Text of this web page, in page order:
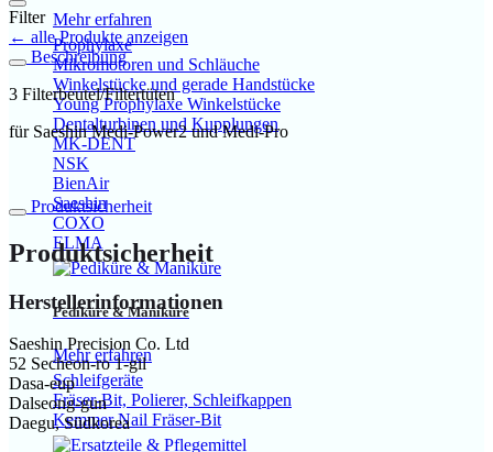
Mehr erfahren
Prophylaxe
Mikromotoren und Schläuche
Winkelstücke und gerade Handstücke
Young Prophylaxe Winkelstücke
Dentalturbinen und Kupplungen
MK-DENT
NSK
BienAir
Saeshin
COXO
ELMA
Pediküre & Maniküre
Mehr erfahren
Schleifgeräte
Fräser-Bit, Polierer, Schleifkappen
Kemmer Nail Fräser-Bit
Filter
← alle Produkte anzeigen
Beschreibung
3 Filterbeutel/Filtertüten
für Saeshin Medi-Power2 und Medi-Pro
Produktsicherheit
Produktsicherheit
Herstellerinformationen
Saeshin Precision Co. Ltd
52 Secheon-ro 1-gil
Dasa-eup
Dalseong-gun
Daegu, Südkorea